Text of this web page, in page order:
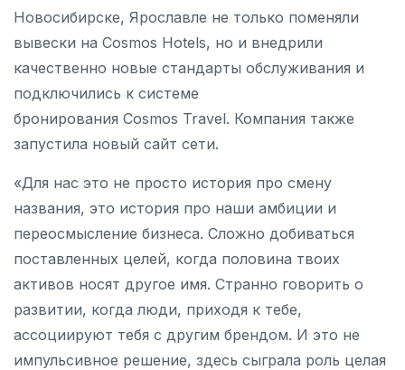
Новосибирске, Ярославле не только поменяли
вывески на Cosmos Hotels, но и внедрили
качественно новые стандарты обслуживания и
подключились к системе
бронирования Cosmos Travel. Компания также
запустила новый сайт сети.
«Для нас это не просто история про смену
названия, это история про наши амбиции и
переосмысление бизнеса. Сложно добиваться
поставленных целей, когда половина твоих
активов носят другое имя. Странно говорить о
развитии, когда люди, приходя к тебе,
ассоциируют тебя с другим брендом. И это не
импульсивное решение, здесь сыграла роль целая